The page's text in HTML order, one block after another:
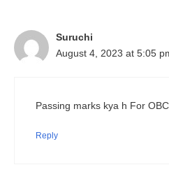
Suruchi
August 4, 2023 at 5:05
Passing marks kya h For OBC
Reply